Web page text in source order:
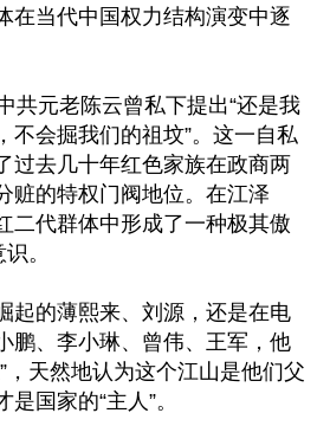
在当代中国权力结构演变中逐
共元老陈云曾私下提出“还是我
不会掘我们的祖坟”。这一自私
过去几十年红色家族在政商两
赃的特权门阀地位。在江泽
二代群体中形成了一种极其傲
。
起的薄熙来、刘源，还是在电
鹏、李小琳、曾伟、王军，他
，天然地认为这个江山是他们父
国家的“主人”。